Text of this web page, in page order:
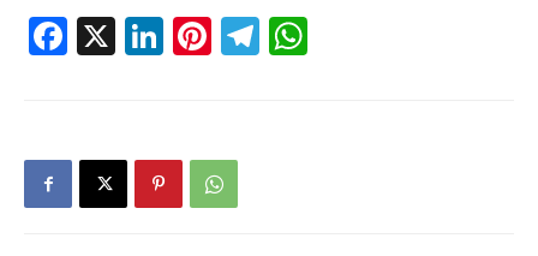
Facebook
X LinkedIn
Pinterest
Telegram